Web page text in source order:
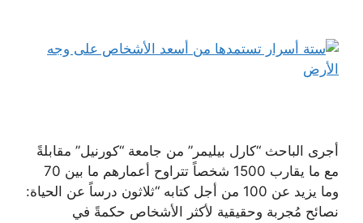
أجرى الباحث “كارل بيليمر” من جامعة “كورنيل” مقابلةً
مع ما يقارب 1500 شخصاً تتراوح أعمارهم ما بين 70
وما يزيد عن 100 من أجل كتابه “ثلاثون درساً عن الحياة:
نصائح مُجربة وحقيقية لأكثر الأشخاص حكمةً في